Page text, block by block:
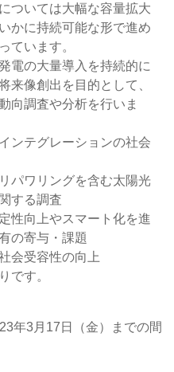
ついては大幅な容量拡大
かに持続可能な形で進め
ています。
電の大量導入を持続的に
来像創出を目的として、
向調査や分析を行いま
ンテグレーションの社会
パワリングを含む太陽光
する調査
性向上やスマート化を進
の寄与・課題
会受容性の向上
です。
年3月17日（金）までの間